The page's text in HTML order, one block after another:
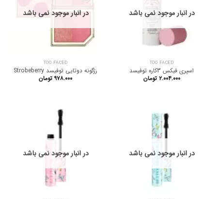
در انبار موجود نمی باشد
TOO FACED
اسپری فیکس 3کاره توفیسد
۲.۰۰۴.۰۰۰ تومان
در انبار موجود نمی باشد
TOO FACED
رژگونه دوتایی توفیسد Strobeberry
۹۷۸.۰۰۰ تومان
در انبار موجود نمی باشد در انبار موجود نمی باشد